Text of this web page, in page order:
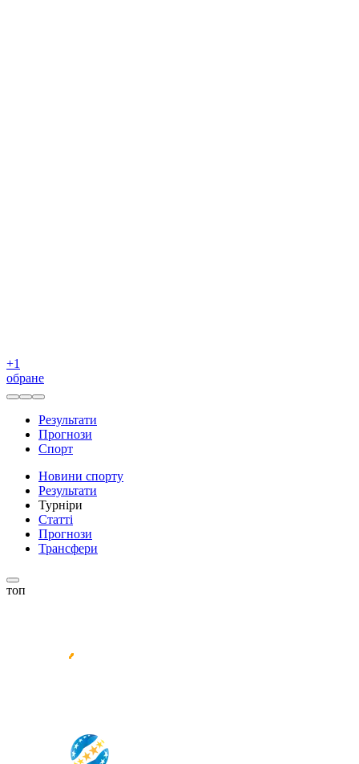
+1
обране
Результати
Прогнози
Спорт
Новини спорту
Результати
Турніри
Статті
Прогнози
Трансфери
топ